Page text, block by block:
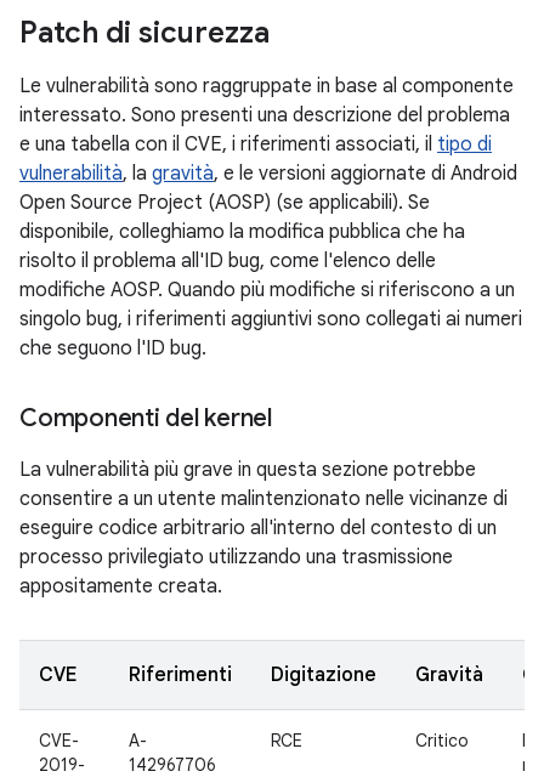
Patch di sicurezza
Le vulnerabilità sono raggruppate in base al componente
interessato. Sono presenti una descrizione del problema
e una tabella con il CVE, i riferimenti associati, il tipo di
vulnerabilità, la gravità, e le versioni aggiornate di Android
Open Source Project (AOSP) (se applicabili). Se
disponibile, colleghiamo la modifica pubblica che ha
risolto il problema all'ID bug, come l'elenco delle
modifiche AOSP. Quando più modifiche si riferiscono a un
singolo bug, i riferimenti aggiuntivi sono collegati ai numeri
che seguono l'ID bug.
Componenti del kernel
La vulnerabilità più grave in questa sezione potrebbe
consentire a un utente malintenzionato nelle vicinanze di
eseguire codice arbitrario all'interno del contesto di un
processo privilegiato utilizzando una trasmissione
appositamente creata.
CVE Riferimenti Digitazione Gravità
CVE-
2019-
A-
142967706
RCE Critico